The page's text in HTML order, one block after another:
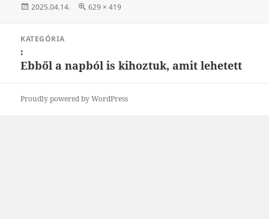
Közzétéve
2025.04.14.
Teljes
629 × 419
navigációKATEGÓRIA
:
Ebből a napból is kihoztuk, amit lehetett
Proudly powered by WordPress